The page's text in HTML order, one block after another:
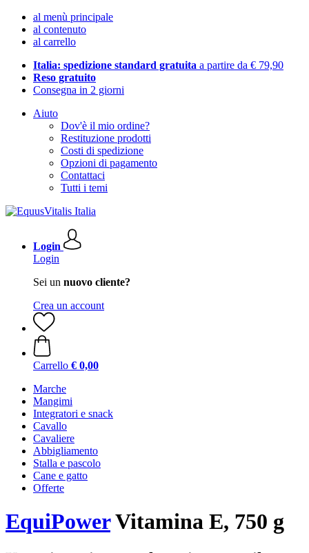
al menù principale
al contenuto
al carrello
Italia: spedizione standard gratuita a partire da € 79,90
Reso gratuito
Consegna in 2 giorni
Aiuto
Dov'è il mio ordine?
Restituzione prodotti
Costi di spedizione
Opzioni di pagamento
Contattaci
Tutti i temi
Login
Login
Sei un nuovo cliente?
Crea un account
Carrello € 0,00
Marche
Mangimi
Integratori e snack
Cavallo
Cavaliere
Abbigliamento
Stalla e pascolo
Cane e gatto
Offerte
EquiPowerVitamina E, 750 g